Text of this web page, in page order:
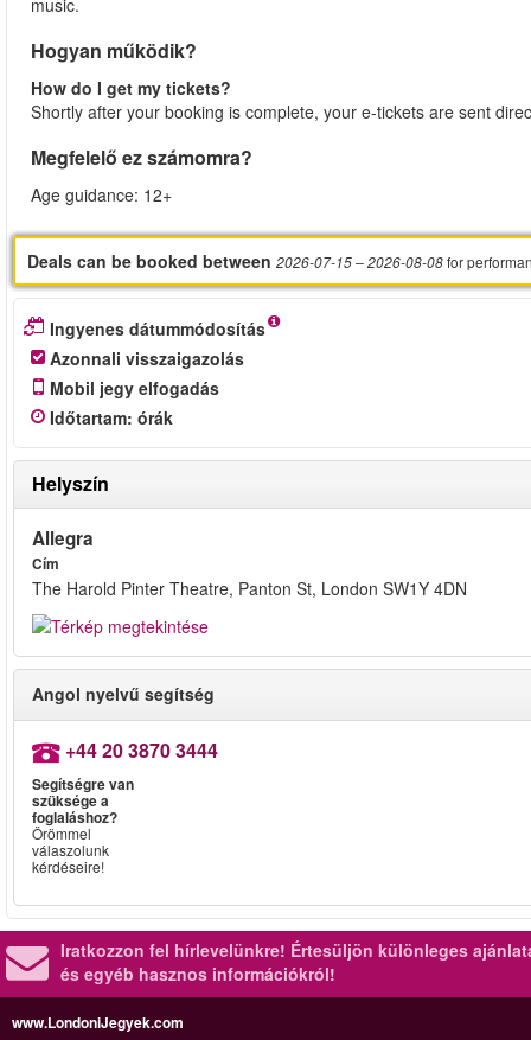
music.
Hogyan működik?
How do I get my tickets?
Shortly after your booking is complete, your e-tickets are sent
Megfelelő ez számomra?
Age guidance: 12+
Deals can be booked between 2026-07-15– 2026-08-08for
Ingyenes dátummódosítás
Azonnali visszaigazolás
Mobil jegy elfogadás
Időtartam: órák
Helyszín
Allegra
Cím
The Harold Pinter Theatre, Panton St, London SW1Y 4DN
Angol nyelvű segítség
+44 20 3870 3444
Segítségre van
szüksége a
foglaláshoz?
Örömmel
válaszolunk
kérdéseire!
Iratkozzon fel hírlevelünkre! Értesüljön különleges
és egyéb hasznos információkról!
www.LondoniJegyek.com